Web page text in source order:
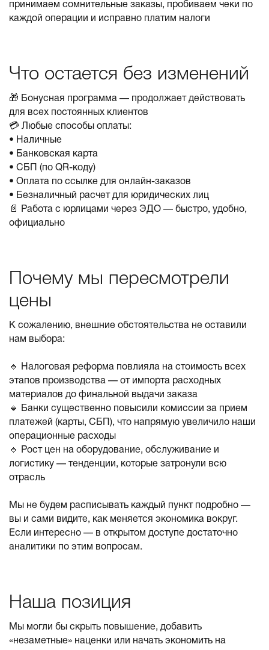
принимаем сомнительные заказы, пробиваем чеки по
каждой операции и исправно платим налоги
Что остается без изменений
🎁 Бонусная программа — продолжает действовать
для всех постоянных клиентов
💳 Любые способы оплаты:
• Наличные
• Банковская карта
• СБП (по QR-коду)
• Оплата по ссылке для онлайн-заказов
• Безналичный расчет для юридических лиц
📄 Работа с юрлицами через ЭДО — быстро, удобно,
официально
Почему мы пересмотрели
цены
К сожалению, внешние обстоятельства не оставили
нам выбора:
🔹 Налоговая реформа повлияла на стоимость всех
этапов производства — от импорта расходных
материалов до финальной выдачи заказа
🔹 Банки существенно повысили комиссии за прием
платежей (карты, СБП), что напрямую увеличило наши
операционные расходы
🔹 Рост цен на оборудование, обслуживание и
логистику — тенденции, которые затронули всю
отрасль
Мы не будем расписывать каждый пункт подробно —
вы и сами видите, как меняется экономика вокруг.
Если интересно — в открытом доступе достаточно
аналитики по этим вопросам.
Наша позиция
Мы могли бы скрыть повышение, добавить
«незаметные» наценки или начать экономить на